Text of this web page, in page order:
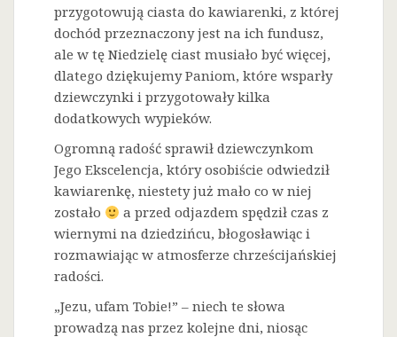
przygotowują ciasta do kawiarenki, z której
dochód przeznaczony jest na ich fundusz,
ale w tę Niedzielę ciast musiało być więcej,
dlatego dziękujemy Paniom, które wsparły
dziewczynki i przygotowały kilka
dodatkowych wypieków.
Ogromną radość sprawił dziewczynkom
Jego Ekscelencja, który osobiście odwiedził
kawiarenkę, niestety już mało co w niej
zostało
a przed odjazdem spędził czas z
wiernymi na dziedzińcu, błogosławiąc i
rozmawiając w atmosferze chrześcijańskiej
radości.
„Jezu, ufam Tobie!” – niech te słowa
prowadzą nas przez kolejne dni, niosąc